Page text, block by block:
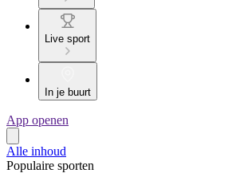
Live sport
In je buurt
App openen
Alle inhoud
Populaire sporten